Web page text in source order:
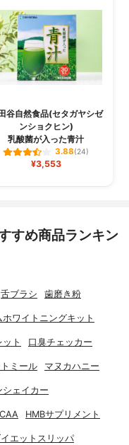
谷自然食品(セタガヤシゼ
ンショクヒン)
乳酸菌が入った青汁
3.88(24)
¥3,553
すめ商品ランキン
舌ブラシ 歯磨き粉
ホワイトニングキット
ト 口臭チェッカー
ミール マヌカハニー
シェイカー
HMBサプリメント
エットスリッパ